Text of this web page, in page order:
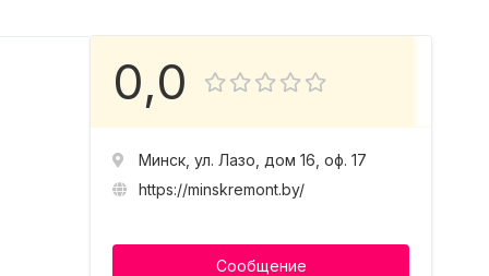
0,0
Минск, ул. Лазо, дом 16, оф. 17
https://minskremont.by/
Сообщение